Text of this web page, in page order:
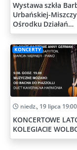
Wystawa szkła
Urbańskiej-
Ośrodku Działań
Artystycznych
KONCERTY
niedz., 19 lipca 19:00
KONCERTOWE
KOLEGIACIE